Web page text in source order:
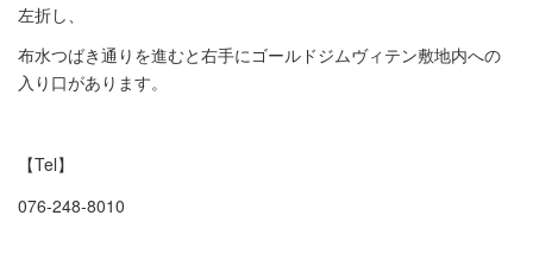
左折し、
布水つばき通りを進むと右手にゴールドジムヴィテン敷地内への
入り口があります。
【Tel】
076-248-8010